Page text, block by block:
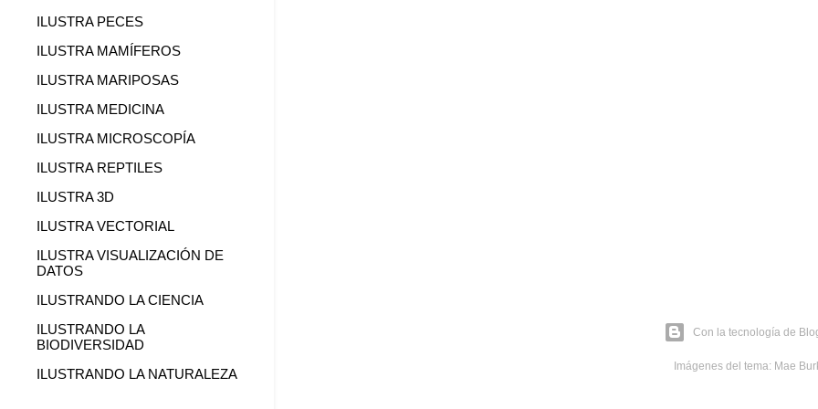
Con la tecnología de
Imágenes del tema: Mae
ILUSTRA PECES
ILUSTRA MAMÍFEROS
ILUSTRA MARIPOSAS
ILUSTRA MEDICINA
ILUSTRA MICROSCOPÍA
ILUSTRA REPTILES
ILUSTRA 3D
ILUSTRA VECTORIAL
ILUSTRA VISUALIZACIÓN DE
DATOS
ILUSTRANDO LA CIENCIA
ILUSTRANDO LA
BIODIVERSIDAD
ILUSTRANDO LA NATURALEZA